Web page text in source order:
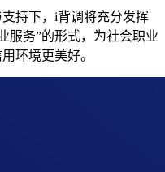
持下，i背调将充分发挥
服务”的形式，为社会职业
环境更美好。